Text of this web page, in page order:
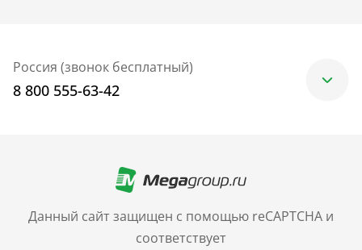
Данный сайт защищен с помощью reCAPTCHA и
соответствует
Россия (звонок бесплатный)
8 800 555-63-42
+7 (499) 705-30-10
Санкт-Петербург
+7 (812) 600-77-33